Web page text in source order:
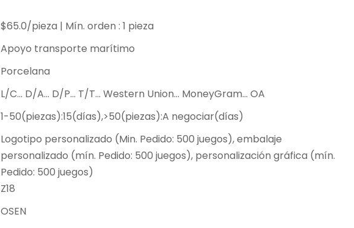
$65.0/pieza | Mín. orden : 1 pieza
Apoyo transporte marítimo
Porcelana
L/C... D/A... D/P... T/T... Western Union... MoneyGram... OA
1-50(piezas):15(días),>50(piezas):A negociar(días)
Logotipo personalizado (Min. Pedido: 500 juegos), embalaje
personalizado (mín. Pedido: 500 juegos), personalización gráfica (mín.
Pedido: 500 juegos)
Z18
OSEN